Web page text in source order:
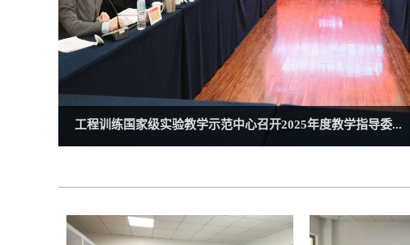
工程训练中心召开“十五五”规划专家论证会